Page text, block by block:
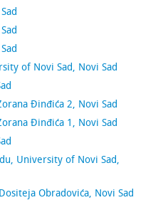
of Novi Sad, Novi Sad
Đinđića 2, Novi Sad
Đinđića 1, Novi Sad
University of Novi Sad,
Obradovića, Novi Sad